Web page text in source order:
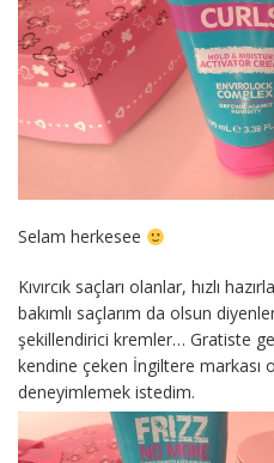
Selam herkesee
Kıvırcık saçları olanlar, hızlı
bakımlı saçlarım da olsun
şekillendirici kremler… Gratiste
kendine çeken İngiltere markası
deneyimlemek istedim.